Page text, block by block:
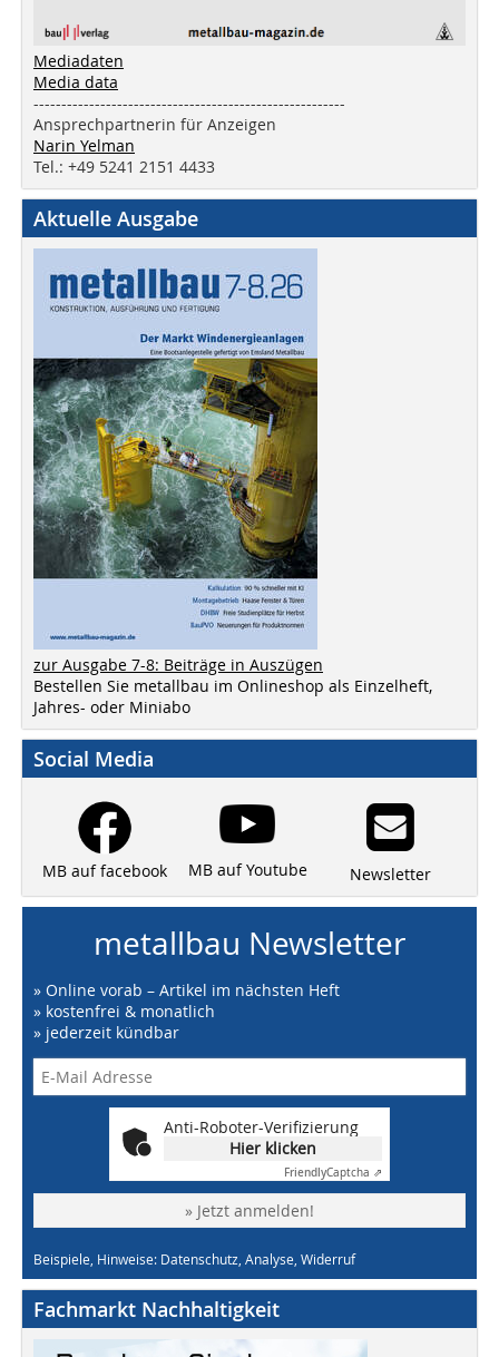
Mediadaten
Media data
--------------------------------------------------------
Ansprechpartnerin für Anzeigen
Narin Yelman
Tel.: +49 5241 2151 4433
Aktuelle Ausgabe
zur Ausgabe 7-8: Beiträge in Auszügen
Bestellen Sie metallbau im Onlineshop als Einzelheft,
Jahres- oder Miniabo
Social Media
MB auf facebook MB auf Youtube Newsletter
metallbau Newsletter
» Online vorab – Artikel im nächsten Heft
» kostenfrei & monatlich
» jederzeit kündbar
Anti-Roboter-Verifizierung
Hier klicken
FriendlyCaptcha ⇗
» Jetzt anmelden!
Beispiele, Hinweise: Datenschutz, Analyse, Widerruf
Fachmarkt Nachhaltigkeit